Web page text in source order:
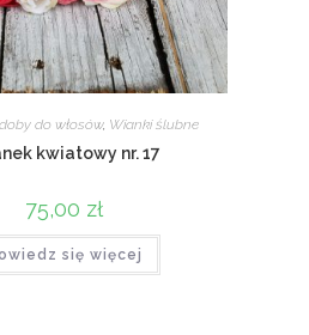
do włosów, Wianki ślubne
kwiatowy nr. 17
75,00 zł
się więcej